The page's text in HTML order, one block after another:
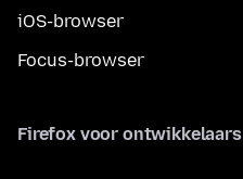
iOS-browser
Focus-browser
Firefox voor ontwikkelaars